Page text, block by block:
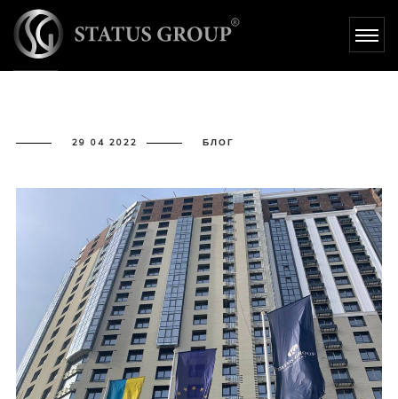
- STATUS GROUP
29 04 2022 БЛОГ